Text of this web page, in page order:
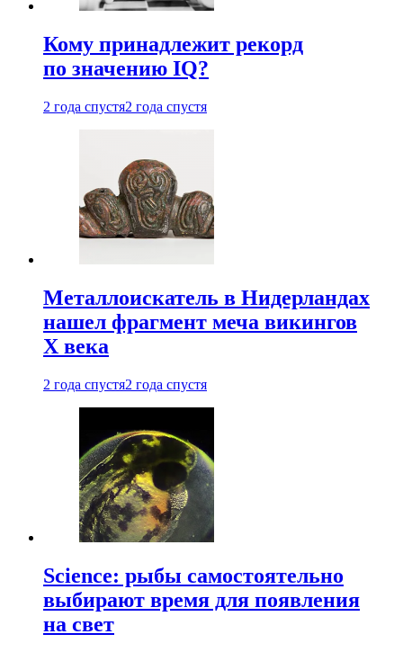
Кому принадлежит рекорд
по значению IQ?
2 года спустя2 года спустя
Металлоискатель в Нидерландах
нашел фрагмент меча викингов
X века
2 года спустя2 года спустя
Science: рыбы самостоятельно
выбирают время для появления
на свет